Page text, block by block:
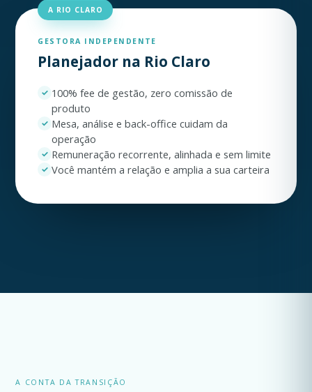
A RIO CLARO
GESTORA INDEPENDENTE
Planejador na Rio Claro
✓ 100% fee de gestão, zero comissão de
produto
✓ Mesa, análise e back-office cuidam da
operação
✓ Remuneração recorrente, alinhada e sem limite
✓ Você mantém a relação e amplia a sua carteira
A CONTA DA TRANSIÇÃO